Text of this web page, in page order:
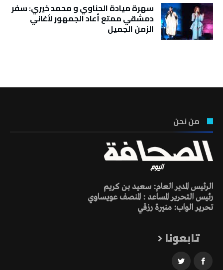
سهرة ميادة الحناوي و محمد خيري: سفر
دمشقي ممتع أعاد الجمهور لأغاني
الزمن الجميل
من نحن
الرئيس المدير العام: سعيد بن كريم
رئيس التحرير المساعد : المنصف عويساوي
تحرير الواب: منيرة رزقي
تابعونا